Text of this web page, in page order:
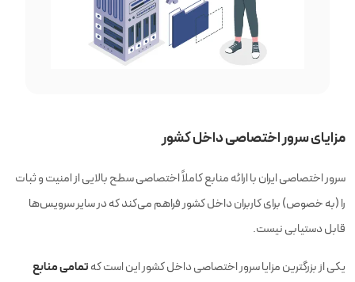
مزایای سرور اختصاصی داخل کشور
سرور اختصاصی ایران با ارائه منابع کاملاً اختصاصی سطح بالایی از امنیت و ثبات
را (به خصوص) برای کاربران داخل کشور فراهم می‌کند که در سایر سرویس‌ها
قابل دستیابی نیست.
یکی از بزرگترین مزایا سرور اختصاصی داخل کشور این است کهتمامی منابع